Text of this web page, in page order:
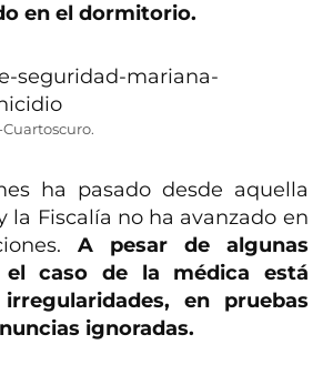
en el dormitorio.
ha pasado desde aquella
la Fiscalía no ha avanzado en
A pesar de algunas
el caso de la médica está
en pruebas
ignoradas.